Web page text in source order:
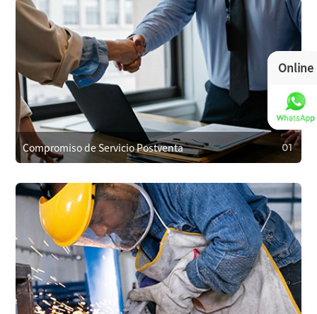
Online
Compromiso de Servicio Postventa 01
01
Compromiso de Servicio Postventa
Cubrimos los costos de reparación dentro de la garantía
por problemas de calidad y ofrecemos soporte al cliente
24/7. Respondemos en un plazo de 4 horas para resolver